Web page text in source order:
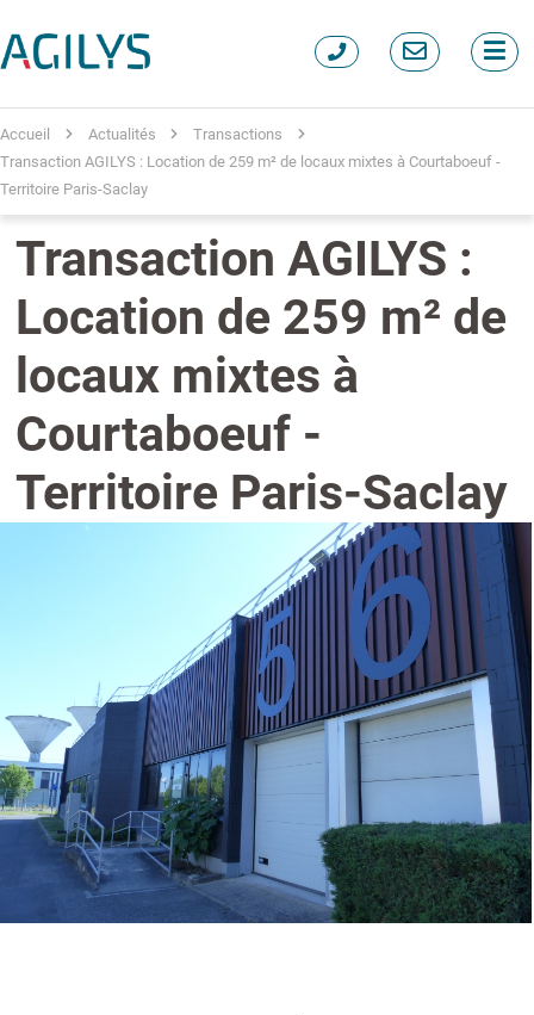
Accueil Actualités
Transactions
Transaction AGILYS : Location de 259 m² de locaux mixtes à Courtaboeuf -
Territoire Paris-Saclay
Transaction AGILYS :
Location de 259 m² de
locaux mixtes à
Courtaboeuf -
Territoire Paris-Saclay